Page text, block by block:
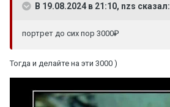
В 19.08.2024 в 21:10, nzs сказал:
портрет до сих пор 3000₽
Тогда и делайте на эти 3000 )